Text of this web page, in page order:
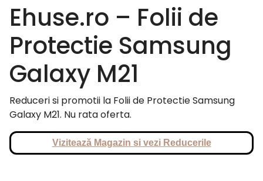
Ehuse.ro – Folii de
Protectie Samsung
Galaxy M21
Reduceri si promotii la Folii de Protectie Samsung
Galaxy M21. Nu rata oferta.
Vizitează Magazin si vezi Reducerile